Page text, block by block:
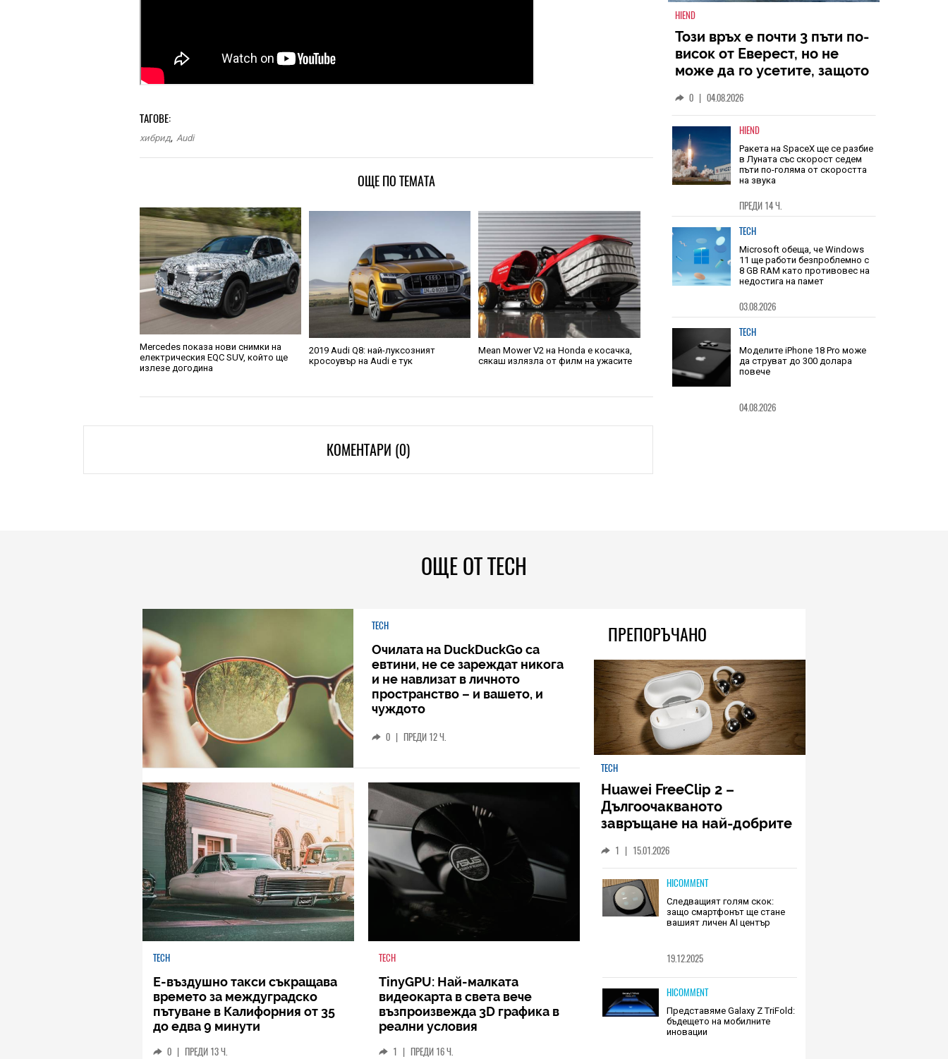
ТАГОВЕ:
хибрид, Audi
ОЩЕ ПО ТЕМАТА
Mercedes показа нови снимки на
електрическия EQC SUV, който ще
излезе догодина
2019 Audi Q8: най-луксозният
кросоувър на Audi е тук
Mean Mower V2 на Honda е косачка,
сякаш излязла от филм на ужасите
КОМЕНТАРИ (0)
HIEND
Този връх е почти 3 пъти по-
висок от Еверест, но не
може да го усетите, защото
км0 | 04.08.2026
HIEND
Ракета на SpaceX ще се разбие
в Луната със скорост седем
пъти по-голяма от скоростта
на звука
ПРЕДИ 14 Ч.
TECH
Microsoft обеща, че Windows
11 ще работи безпроблемно с
8 GB RAM като противовес на
недостига на памет
03.08.2026
TECH
Моделите iPhone 18 Pro може
да струват до 300 долара
повече
04.08.2026
ОЩЕ ОТ TECH
TECH
Очилата на DuckDuckGo са
евтини, не се зареждат никога
и не навлизат в личното
пространство – и вашето, и
чуждото
0 | ПРЕДИ 12 Ч.
TECH
Е-въздушно такси съкращава
времето за междуградско
пътуване в Калифорния от 35
до едва 9 минути
0 | ПРЕДИ 13 Ч.
TECH
TinyGPU: Най-малката
видеокарта в света вече
възпроизвежда 3D графика в
реални условия
1 | ПРЕДИ 16 Ч.
ПРЕПОРЪЧАНО
TECH
Huawei FreeClip 2 –
Дългоочакваното
завръщане на най-добрите
1 | 15.01.2026
HICOMMENT
Следващият голям скок:
защо смартфонът ще стане
вашият личен AI център
19.12.2025
HICOMMENT
Представяме Galaxy Z TriFold:
бъдещето на мобилните
иновации